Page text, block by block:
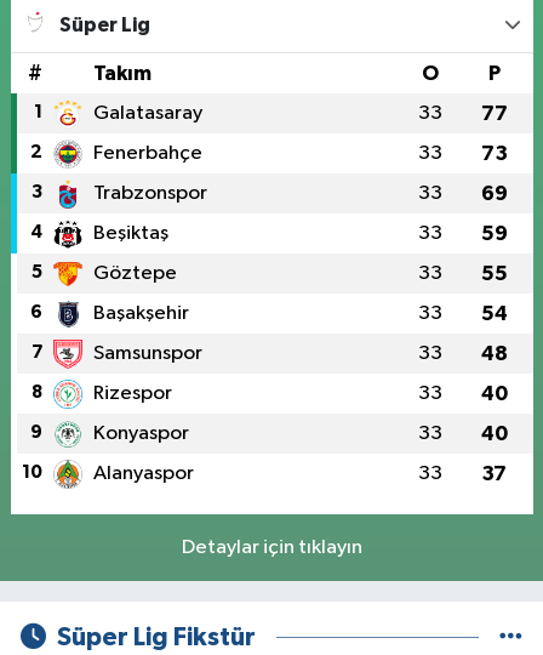
Süper Lig
# Takım O P
1 Galatasaray 33 77
2 Fenerbahçe 33 73
3 Trabzonspor 33 69
4 Beşiktaş 33 59
5 Göztepe 33 55
6 Başakşehir 33 54
7 Samsunspor 33 48
8 Rizespor 33 40
9 Konyaspor 33 40
10 Alanyaspor 33 37
Detaylar için tıklayın
Süper Lig Fikstür